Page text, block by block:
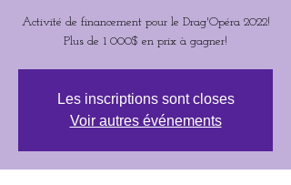
Activité de financement pour le Drag'Opéra 2022!
Plus de 1 000$ en prix à gagner!
Les inscriptions sont closes
Voir autres événements